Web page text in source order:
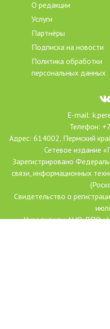
О редакции
Услуги
Партнёры
Подписка на новости
Политика обработки
персональных данных
E-mail:
Телефон:
Адрес: 614002, Пермский
Сетевое издание
Зарегистрировано
связи, информационных
Свидетельство о
Учредитель: АНО ДПО